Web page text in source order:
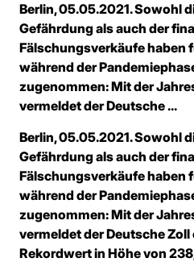
Berlin, 05.05.2021. Sowohl
Gefährdung als auch der
Fälschungsverkäufe haben
während der
zugenommen: Mit der
vermeldet der Deutsche ...
Berlin, 05.05.2021. Sowohl
Gefährdung als auch der
Fälschungsverkäufe haben
während der
zugenommen: Mit der
vermeldet der Deutsche Zoll
Rekordwert in Höhe von